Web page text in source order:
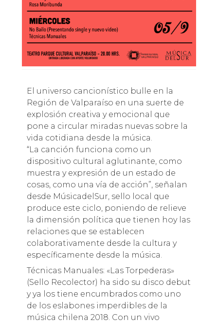
El universo cancionístico bulle en la
Región de Valparaíso en una suerte de
explosión creativa y emocional que
pone a circular miradas nuevas sobre la
vida cotidiana desde la música.
“La canción funciona como un
dispositivo cultural aglutinante, como
muestra y expresión de un estado de
cosas, como una vía de acción”, señalan
desde MúsicadelSur, sello local que
produce este ciclo, poniendo de relieve
la dimensión política que tienen hoy las
relaciones que se establecen
colaborativamente desde la cultura y
específicamente desde la música.
Técnicas Manuales: «Las Torpederas»
(Sello Recolector) ha sido su disco debut
y ya los tiene encumbrados como uno
de los eslabones imperdibles de la
música chilena 2018. Con un vivo